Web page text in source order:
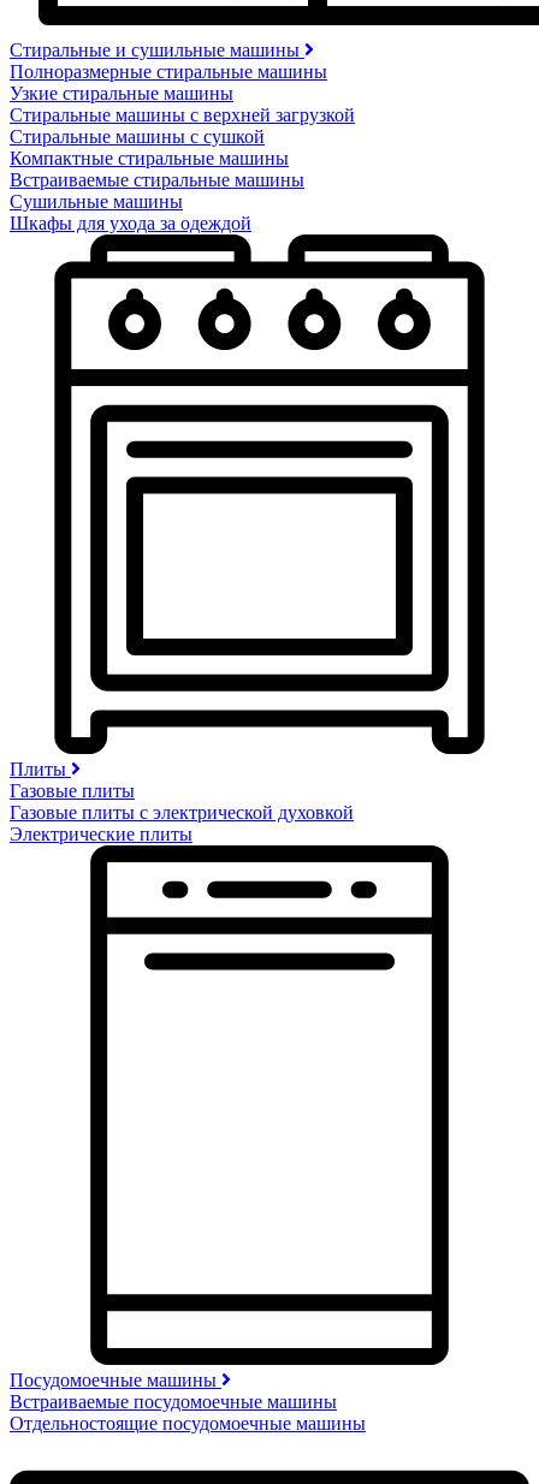
Стиральные и сушильные машины
Полноразмерные стиральные машины
Узкие стиральные машины
Стиральные машины с верхней загрузкой
Стиральные машины с сушкой
Компактные стиральные машины
Встраиваемые стиральные машины
Сушильные машины
Шкафы для ухода за одеждой
Плиты
Газовые плиты
Газовые плиты с электрической духовкой
Электрические плиты
Посудомоечные машины
Встраиваемые посудомоечные машины
Отдельностоящие посудомоечные машины